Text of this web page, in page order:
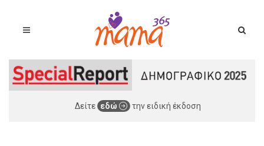
Δείτε εδώ την ειδική έκδοση